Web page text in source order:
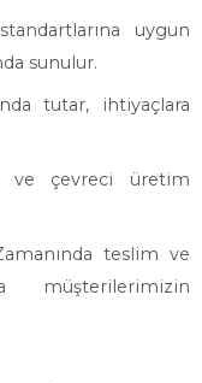
uygun
sunulur.
tutar, ihtiyaçlara
ve çevreci üretim
teslim ve
müşterilerimizin